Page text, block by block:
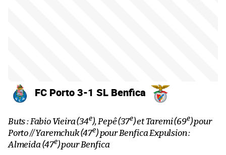
FC Porto 3-1 SL Benfica
Buts : Fabio Vieira (34e), Pepê (37e) et Taremi (69e) pour
Porto // Yaremchuk (47e) pour Benfica Expulsion :
Almeida (47e) pour Benfica